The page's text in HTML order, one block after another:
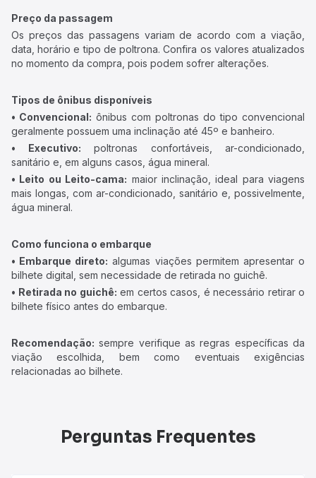
Preço da passagem
Os preços das passagens variam de acordo com a viação,
data, horário e tipo de poltrona. Confira os valores atualizados
no momento da compra, pois podem sofrer alterações.
Tipos de ônibus disponíveis
• Convencional: ônibus com poltronas do tipo convencional
geralmente possuem uma inclinação até 45º e banheiro.
• Executivo: poltronas confortáveis, ar-condicionado,
sanitário e, em alguns casos, água mineral.
• Leito ou Leito-cama: maior inclinação, ideal para viagens
mais longas, com ar-condicionado, sanitário e, possivelmente,
água mineral.
Como funciona o embarque
• Embarque direto: algumas viações permitem apresentar o
bilhete digital, sem necessidade de retirada no guichê.
• Retirada no guichê: em certos casos, é necessário retirar o
bilhete físico antes do embarque.
Recomendação: sempre verifique as regras específicas da
viação escolhida, bem como eventuais exigências
relacionadas ao bilhete.
Perguntas Frequentes